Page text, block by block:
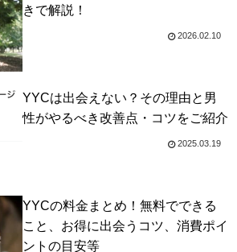
きで解説！
2026.02.10
YYCは出会えない？その理由と男
性がやるべき改善点・コツをご紹介
2025.03.19
YYCの料金まとめ！無料でできる
こと、お得に出会うコツ、消費ポイ
ントの目安等